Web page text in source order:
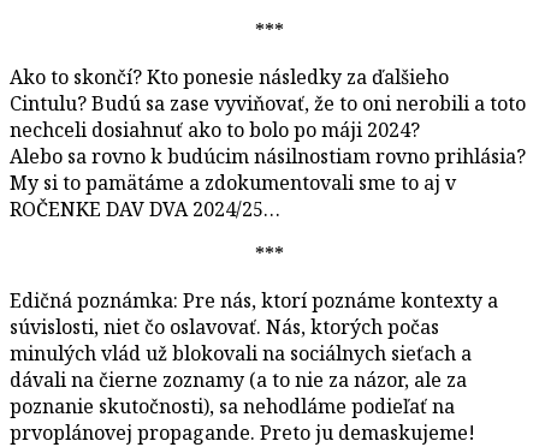
***
Ako to skončí? Kto ponesie následky za ďalšieho
Cintulu? Budú sa zase vyviňovať, že to oni nerobili a toto
nechceli dosiahnuť ako to bolo po máji 2024?
Alebo sa rovno k budúcim násilnostiam rovno prihlásia?
My si to pamätáme a zdokumentovali sme to aj v
ROČENKE DAV DVA 2024/25…
***
Edičná poznámka: Pre nás, ktorí poznáme kontexty a
súvislosti, niet čo oslavovať. Nás, ktorých počas
minulých vlád už blokovali na sociálnych sieťach a
dávali na čierne zoznamy (a to nie za názor, ale za
poznanie skutočnosti), sa nehodláme podieľať na
prvoplánovej propagande. Preto ju demaskujeme!